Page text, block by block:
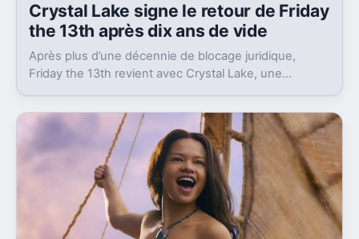
Crystal Lake signe le retour de Friday
the 13th après dix ans de vide
Après plus d’une décennie de blocage juridique,
Friday the 13th revient avec Crystal Lake, une
décor.